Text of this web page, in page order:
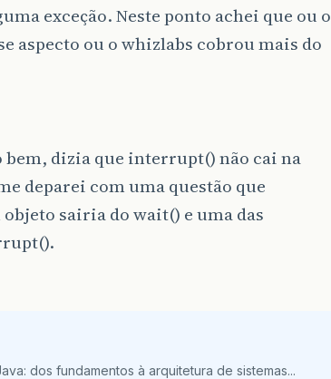
exceção. Neste ponto achei que ou o
aspecto ou o whizlabs cobrou mais do
dizia que interrupt() não cai na
deparei com uma questão que
sairia do wait() e uma das
dos fundamentos à arquitetura de sistemas...